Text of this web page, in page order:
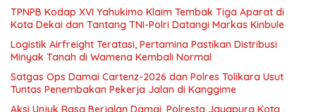
TPNPB Kodap XVI Yahukimo Klaim Tembak Tiga Aparat di
Kota Dekai dan Tantang TNI-Polri Datangi Markas Kinbule
Logistik Airfreight Teratasi, Pertamina Pastikan Distribusi
Minyak Tanah di Wamena Kembali Normal
Satgas Ops Damai Cartenz-2026 dan Polres Tolikara Usut
Tuntas Penembakan Pekerja Jalan di Kanggime
Aksi Unjuk Rasa Berjalan Damai, Polresta Jayapura Kota